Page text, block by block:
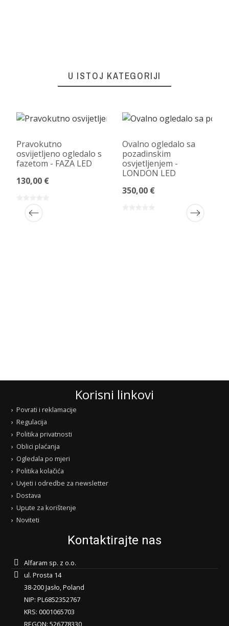
U ISTOJ KATEGORIJI
Pravokutno
osvijetljeno ogledalo s
fazetom - FAZA LED
130,00 €
Ovalno ogledalo sa
pozadinskim
osvjetljenjem -
LONDON LED
350,00 €
Korisni linkovi
Povrati i reklamacije
Regulacija
Politika privatnosti
Oblici plaćanja
Ogledala po mjeri
Politika kolačića
Uvjeti i odredbe za newsletter
Dostava
Upute za korištenje
Noviteti
Kontaktirajte nas
Alfaram sp. z o.o.
ul. Prosta 14
38-200 Jasło, Poland
NIP: PL6852352767
KRS: 0001065703
REGON: 526778330